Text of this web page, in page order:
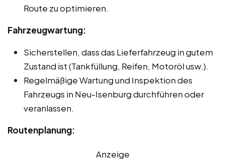
Route zu optimieren.
Fahrzeugwartung:
Sicherstellen, dass das Lieferfahrzeug in gutem
Zustand ist (Tankfüllung, Reifen, Motoröl usw.).
Regelmäßige Wartung und Inspektion des
Fahrzeugs in Neu-Isenburg durchführen oder
veranlassen.
Routenplanung:
Anzeige